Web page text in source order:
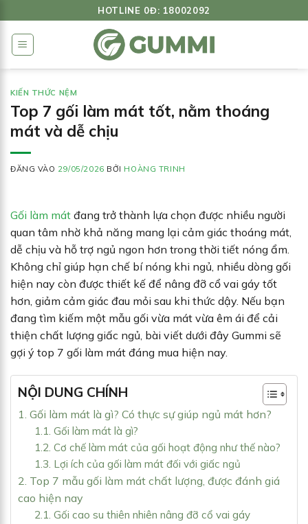
qua
dung
HOTLINE 0Đ: 18002092
KIẾN THỨC NỆM
Top 7 gối làm mát tốt, nằm thoáng
mát và dễ chịu
ĐĂNG VÀO 29/05/2026 BỞI HOÀNG TRINH
Gối làm mát đang trở thành lựa chọn được nhiều người
quan tâm nhờ khả năng mang lại cảm giác thoáng mát,
dễ chịu và hỗ trợ ngủ ngon hơn trong thời tiết nóng ẩm.
Không chỉ giúp hạn chế bí nóng khi ngủ, nhiều dòng gối
hiện nay còn được thiết kế để nâng đỡ cổ vai gáy tốt
hơn, giảm cảm giác đau mỏi sau khi thức dậy. Nếu bạn
đang tìm kiếm một mẫu gối vừa mát vừa êm ái để cải
thiện chất lượng giấc ngủ, bài viết dưới đây Gummi sẽ
gợi ý top 7 gối làm mát đáng mua hiện nay.
NỘI DUNG CHÍNH
1. Gối làm mát là gì? Có thực sự giúp ngủ mát hơn?
1.1. Gối làm mát là gì?
1.2. Cơ chế làm mát của gối hoạt động như thế nào?
1.3. Lợi ích của gối làm mát đối với giấc ngủ
2. Top 7 mẫu gối làm mát chất lượng, được đánh giá
cao hiện nay
2.1. Gối cao su thiên nhiên nâng đỡ cổ vai gáy